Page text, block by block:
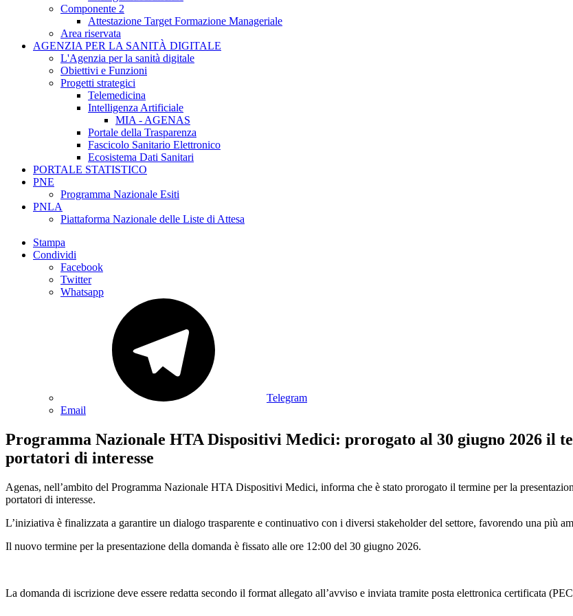
Componente 2
Attestazione Target Formazione Manageriale
Area riservata
AGENZIA PER LA SANITÀ DIGITALE
L'Agenzia per la sanità digitale
Obiettivi e Funzioni
Progetti strategici
Telemedicina
Intelligenza Artificiale
MIA - AGENAS
Portale della Trasparenza
Fascicolo Sanitario Elettronico
Ecosistema Dati Sanitari
PORTALE STATISTICO
PNE
Programma Nazionale Esiti
PNLA
Piattaforma Nazionale delle Liste di Attesa
Stampa
Condividi
Facebook
Twitter
Whatsapp
Telegram
Email
Programma Nazionale HTA Dispositivi Medici: prorogato al 30 giugno 2026 il
portatori di interesse
Agenas, nell’ambito del Programma Nazionale HTA Dispositivi Medici, informa che è stato prorogato il termine per la
portatori di interesse.
L’iniziativa è finalizzata a garantire un dialogo trasparente e continuativo con i diversi stakeholder del settore, favorendo una più
Il nuovo termine per la presentazione della domanda è fissato alle ore 12:00 del 30 giugno 2026.
La domanda di iscrizione deve essere redatta secondo il format allegato all’avviso e inviata tramite posta elettronica certificata